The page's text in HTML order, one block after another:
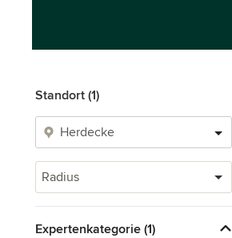
Standort (1)
Radius
Expertenkategorie (1)